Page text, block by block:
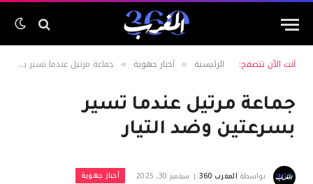
أنت الآن تتصفح: الرئيسية » أخبار جهوية » جماعة مرتيل عندما تسير بسرعتين وضد التيار
جماعة مرتيل عندما تسير
بسرعتين وضد التيار
بواسطة المغرب 360 سبتمبر 30, 2025 أخبار جهوية